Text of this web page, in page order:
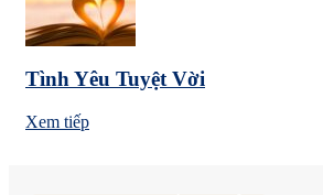
Tình Yêu Tuyệt Vời
Xem tiếp